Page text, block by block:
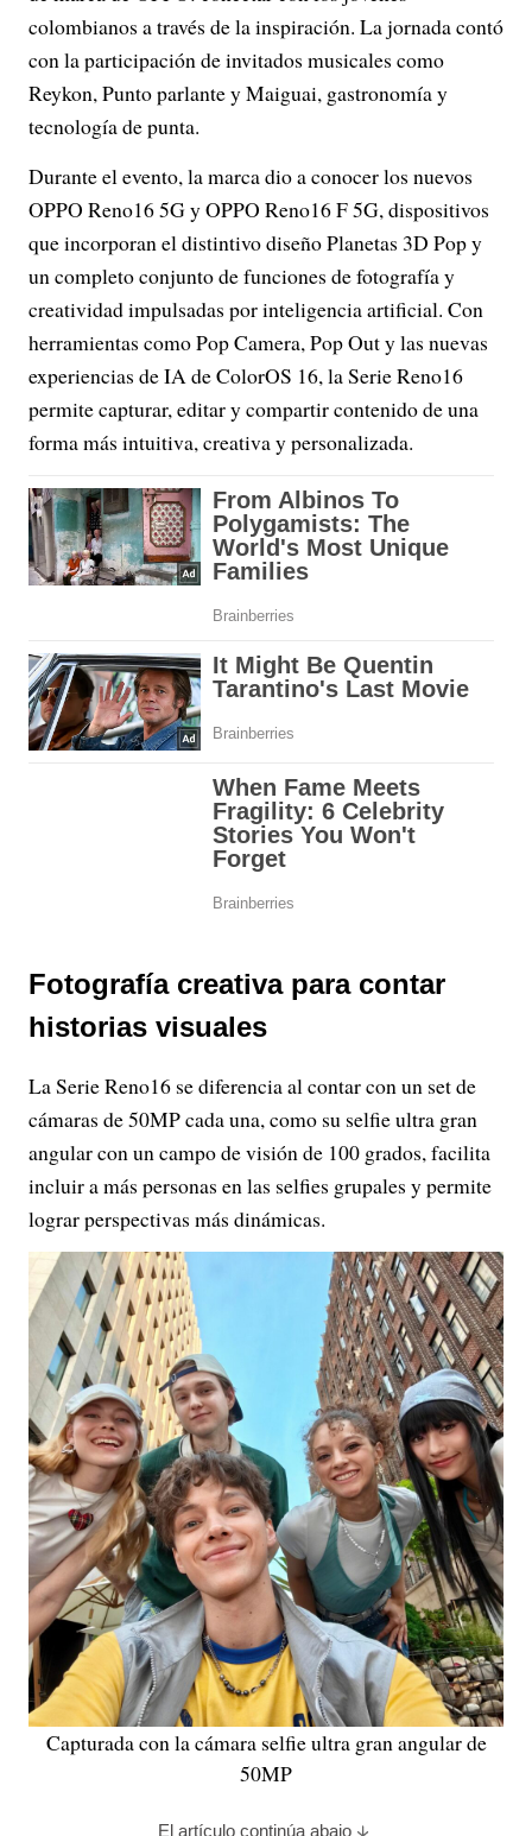
colombianos a través de la inspiración. La jornada contó
con la participación de invitados musicales como
Reykon, Punto parlante y Maiguai, gastronomía y
tecnología de punta.
Durante el evento, la marca dio a conocer los nuevos
OPPO Reno16 5G y OPPO Reno16 F 5G, dispositivos
que incorporan el distintivo diseño Planetas 3D Pop y
un completo conjunto de funciones de fotografía y
creatividad impulsadas por inteligencia artificial. Con
herramientas como Pop Camera, Pop Out y las nuevas
experiencias de IA de ColorOS 16, la Serie Reno16
permite capturar, editar y compartir contenido de una
forma más intuitiva, creativa y personalizada.
Fotografía creativa para contar
historias visuales
La Serie Reno16 se diferencia al contar con un set de
cámaras de 50MP cada una, como su selfie ultra gran
angular con un campo de visión de 100 grados, facilita
incluir a más personas en las selfies grupales y permite
lograr perspectivas más dinámicas.
Capturada con la cámara selfie ultra gran angular de
50MP
El artículo continúa abajo